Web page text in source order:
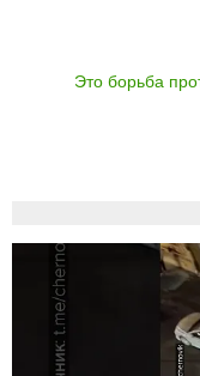
Это борьба